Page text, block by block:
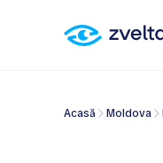
Acasă Moldova